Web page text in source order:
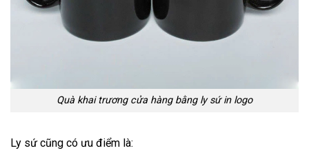
Quà khai trương cửa hàng bằng ly sứ in logo
Ly sứ cũng có ưu điểm là: